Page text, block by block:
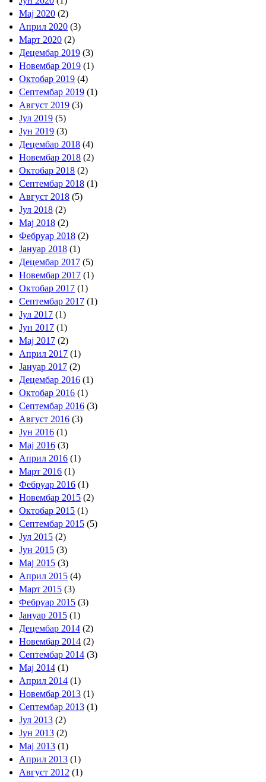
Мај 2020 (2)
Април 2020 (3)
Март 2020 (2)
Децембар 2019 (3)
Новембар 2019 (1)
Октобар 2019 (4)
Септембар 2019 (1)
Август 2019 (3)
Јул 2019 (5)
Јун 2019 (3)
Децембар 2018 (4)
Новембар 2018 (2)
Октобар 2018 (2)
Септембар 2018 (1)
Август 2018 (5)
Јул 2018 (2)
Мај 2018 (2)
Фебруар 2018 (2)
Јануар 2018 (1)
Децембар 2017 (5)
Новембар 2017 (1)
Октобар 2017 (1)
Септембар 2017 (1)
Јул 2017 (1)
Јун 2017 (1)
Мај 2017 (2)
Април 2017 (1)
Јануар 2017 (2)
Децембар 2016 (1)
Октобар 2016 (1)
Септембар 2016 (3)
Август 2016 (3)
Јун 2016 (1)
Мај 2016 (3)
Април 2016 (1)
Март 2016 (1)
Фебруар 2016 (1)
Новембар 2015 (2)
Октобар 2015 (1)
Септембар 2015 (5)
Јул 2015 (2)
Јун 2015 (3)
Мај 2015 (3)
Април 2015 (4)
Март 2015 (3)
Фебруар 2015 (3)
Јануар 2015 (1)
Децембар 2014 (2)
Новембар 2014 (2)
Септембар 2014 (3)
Мај 2014 (1)
Април 2014 (1)
Новембар 2013 (1)
Септембар 2013 (1)
Јул 2013 (2)
Јун 2013 (2)
Мај 2013 (1)
Април 2013 (1)
Август 2012 (1)